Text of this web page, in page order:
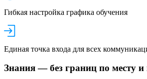
Гибкая настройка графика обучения
Единая точка входа для всех
Знания — без границ по месту и